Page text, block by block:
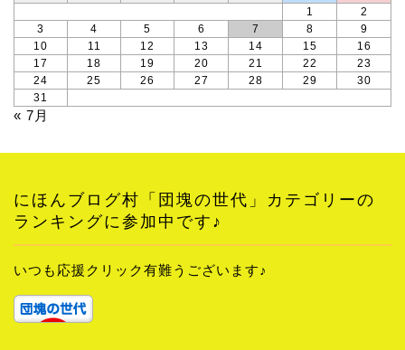
1
2
3
4 5 6 7 8
9
10
11 12 13 14 15
16
17
18 19 20 21 22
23
24
25 26 27 28 29
30
31
« 7月
にほんブログ村「団塊の世代」カテゴリーの
ランキングに参加中です♪
いつも応援クリック有難うございます♪